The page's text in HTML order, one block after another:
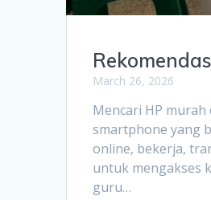
March 26, 2026
Mencari HP
smartphone yang
online, bekerja,
untuk mengakses
guru…